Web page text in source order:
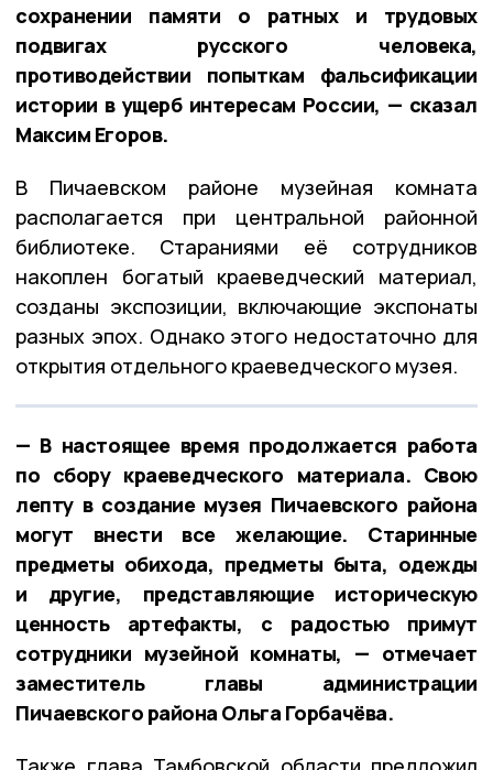
сохранении памяти о ратных и трудовых
подвигах русского человека,
противодействии попыткам фальсификации
истории в ущерб интересам России, — сказал
Максим Егоров.
В Пичаевском районе музейная комната
располагается при центральной районной
библиотеке. Стараниями её сотрудников
накоплен богатый краеведческий материал,
созданы экспозиции, включающие экспонаты
разных эпох. Однако этого недостаточно для
открытия отдельного краеведческого музея.
— В настоящее время продолжается работа
по сбору краеведческого материала. Свою
лепту в создание музея Пичаевского района
могут внести все желающие. Старинные
предметы обихода, предметы быта, одежды
и другие, представляющие историческую
ценность артефакты, с радостью примут
сотрудники музейной комнаты, — отмечает
заместитель главы администрации
Пичаевского района Ольга Горбачёва.